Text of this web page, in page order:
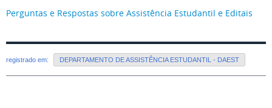
Perguntas e Respostas sobre Assistência Estudantil e Editais
registrado em: DEPARTAMENTO DE ASSISTÊNCIA ESTUDANTIL - DAEST